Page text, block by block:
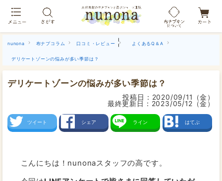
nunona 布ナプコラム 口コミ・レビュー | よくあるQ＆A
デリケートゾーンの悩みが多い季節は？
デリケートゾーンの悩みが多い季節は？
投稿日： 2020/09/11（金）
最終更新日： 2023/05/12（金）
ツイート シェア ライン はてぶ
こんにちは！nunonaスタッフの高です。